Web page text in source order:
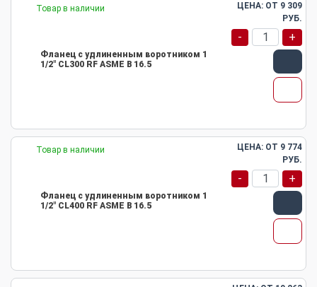
Товар в наличии
Фланец с удлиненным воротником 1
1/2" CL300 RF ASME B 16.5
ЦЕНА: ОТ 9 309
РУБ.
- +
Товар в наличии
Фланец с удлиненным воротником 1
1/2" CL400 RF ASME B 16.5
ЦЕНА: ОТ 9 774
РУБ.
- +